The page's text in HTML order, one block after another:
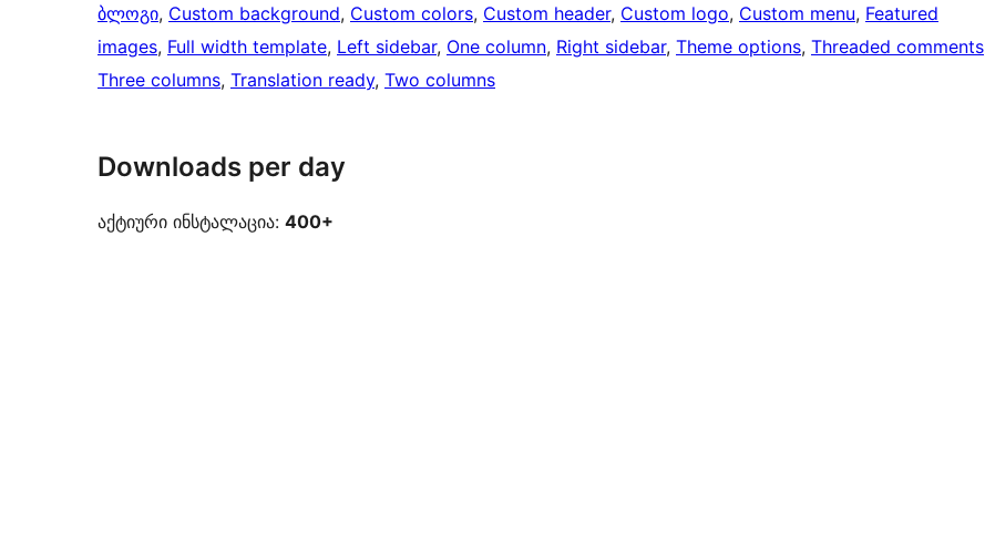
ბლოგი, Custom background, Custom colors, Custom header, Custom logo, Custom menu, Featured
images, Full width template, Left sidebar, One column, Right sidebar, Theme options, Threaded comments
Three columns, Translation ready, Two columns
Downloads per day
აქტიური ინსტალაცია: 400+